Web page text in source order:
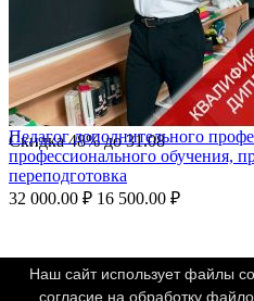
Скидка48%до31.08
Педагог дополнительного
профессионального обучения,
переподготовка
32 000.00 ₽ 16 500.00 ₽
Наш сайт использует файлы
согласие на обработку